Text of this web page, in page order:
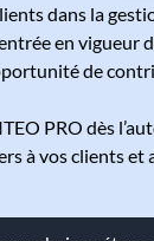
dans la
en vigueur
de
PRO dès
à vos clients